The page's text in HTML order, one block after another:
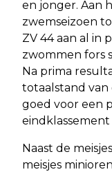
en jonger. Aan
zwemseizoen
ZV 44 aan al in
zwommen fors
Na prima
totaalstand
goed voor een
Naast de
meisjes